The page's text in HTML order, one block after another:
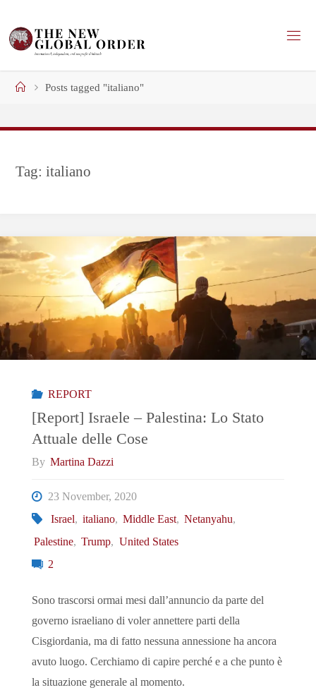
content
HomePosts tagged "italiano"
Tag:italiano
REPORT
[Report] Israele – Palestina: Lo Stato
Attuale delle Cose
By Martina Dazzi
23 November, 2020
Israel, italiano, Middle East, Netanyahu,
Palestine, Trump, United States
2
Sono trascorsi ormai mesi dall’annuncio da parte del
governo israeliano di voler annettere parti della
Cisgiordania, ma di fatto nessuna annessione ha ancora
avuto luogo. Cerchiamo di capire perché e a che punto è
la situazione generale al momento.